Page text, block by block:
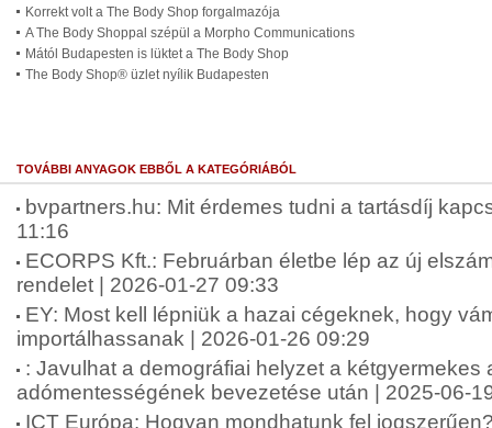
Korrekt volt a The Body Shop forgalmazója
A The Body Shoppal szépül a Morpho Communications
Mától Budapesten is lüktet a The Body Shop
The Body Shop® üzlet nyílik Budapesten
TOVÁBBI ANYAGOK EBBŐL A KATEGÓRIÁBÓL
bvpartners.hu: Mit érdemes tudni a tartásdíj
11:16
ECORPS Kft.: Februárban életbe lép az új
rendelet | 2026-01-27 09:33
EY: Most kell lépniük a hazai cégeknek, hogy
importálhassanak | 2026-01-26 09:29
: Javulhat a demográfiai helyzet a kétgyermekes
adómentességének bevezetése után | 2025-06-
ICT Európa: Hogyan mondhatunk fel